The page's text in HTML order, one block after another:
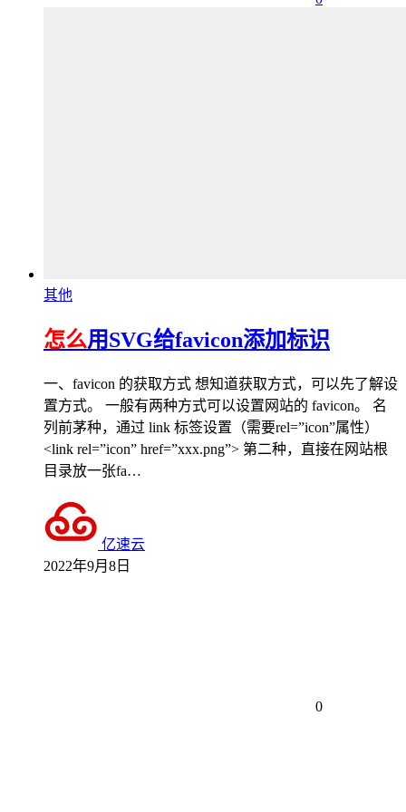
其他
怎么用SVG给favicon添加标识
一、favicon 的获取方式 想知道获取方式，可以先了解设
置方式。 一般有两种方式可以设置网站的 favicon。 名
列前茅种，通过 link 标签设置（需要rel=”icon”属性）
<link rel=”icon” href=”xxx.png”> 第二种，直接在网站根
目录放一张fa…
亿速云
2022年9月8日
0